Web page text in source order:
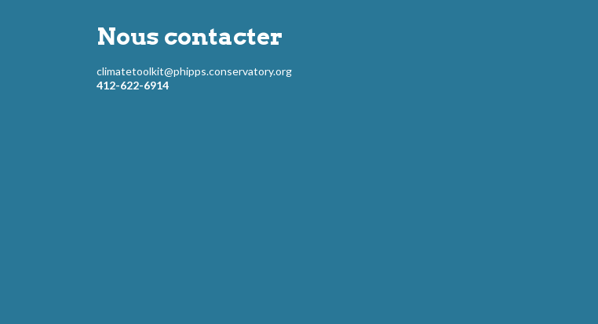
Nous contacter
climatetoolkit@phipps.conservatory.org
412-622-6914